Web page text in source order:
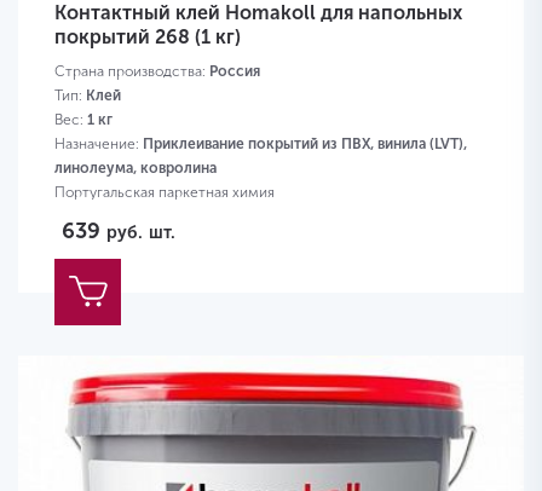
Контактный клей Homakoll для напольных
покрытий 268 (1 кг)
Страна производства: Россия
Тип: Клей
Вес: 1 кг
Назначение: Приклеивание покрытий из ПВХ, винила (LVT),
линолеума, ковролина
Португальская паркетная химия
639 руб. шт.